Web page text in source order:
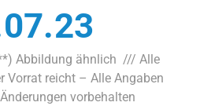
Abbildung ähnlich /// Alle
Vorrat reicht – Alle Angaben
vorbehalten